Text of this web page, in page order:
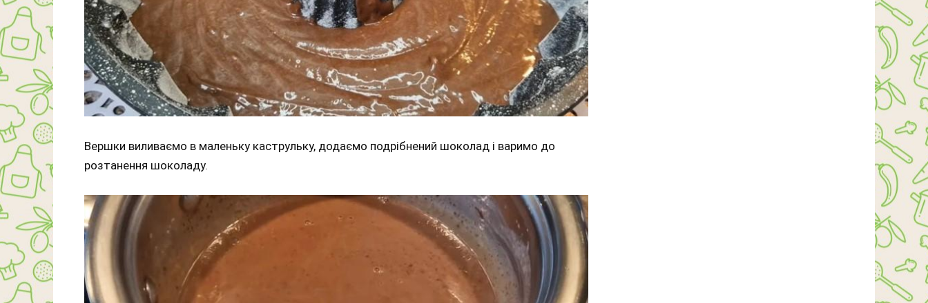
Вершки виливаємо в маленьку каструльку, додаємо подрібнений шоколад і варимо до
розтанення шоколаду.